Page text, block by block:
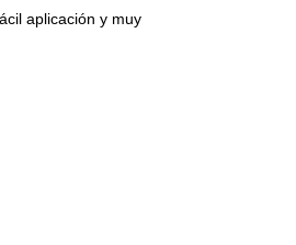
aplicación y muy